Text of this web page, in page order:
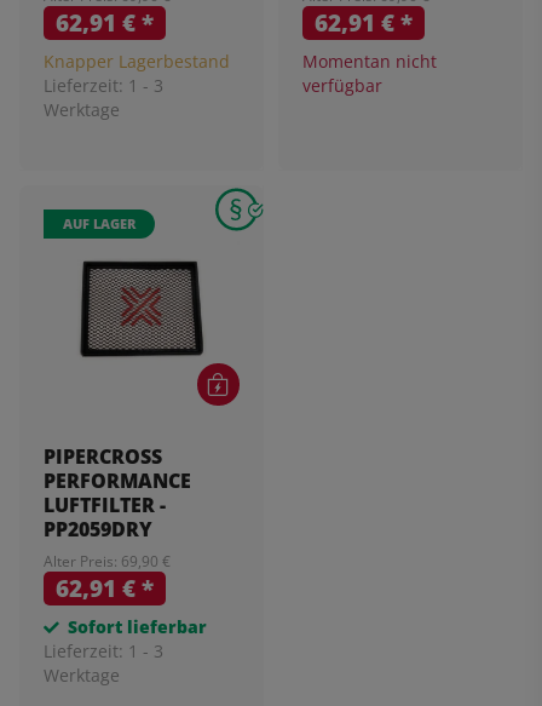
62,91 €*
Knapper Lagerbestand
Lieferzeit: 1 - 3
Werktage
62,91 €*
Momentan nicht
verfügbar
AUF LAGER
PIPERCROSS
PERFORMANCE
LUFTFILTER -
PP2059DRY
Alter Preis: 69,90 €
62,91 €*
Sofort lieferbar
Lieferzeit: 1 - 3
Werktage